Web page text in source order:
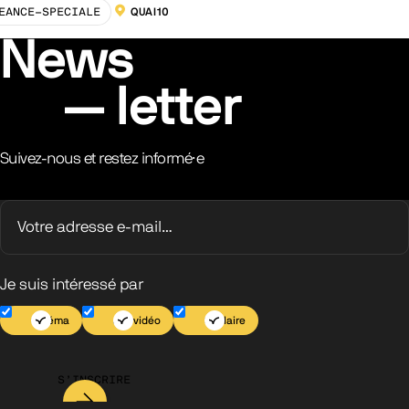
SPECIALE LOCALISATION :
QUAI10
News
letter
Suivez-nous et restez informé·e
Je suis intéressé par
Cinéma Jeu vidéo Scolaire
S’INSCRIRE